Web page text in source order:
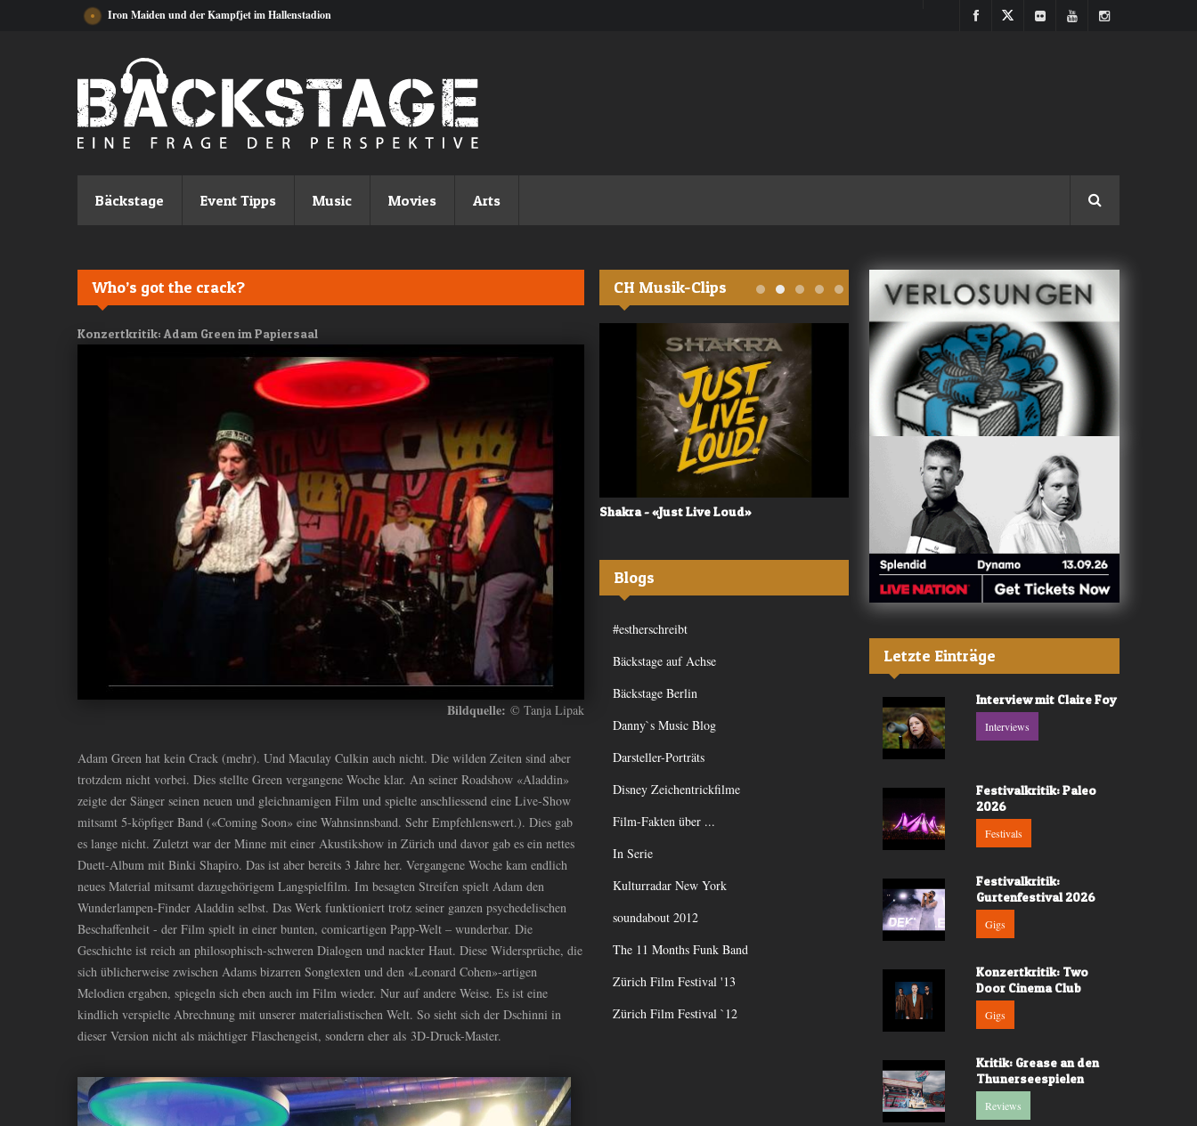
Direkt zum Inhalt Iron Maiden und der Kampfjet im Hallenstadion
Bäckstage Event Tipps Music Movies Arts
Who’s got the crack?
Konzertkritik: Adam Green im Papiersaal
Bildquelle: © Tanja Lipak
Adam Green hat kein Crack (mehr). Und Maculay Culkin auch nicht. Die wilden Zeiten sind aber
trotzdem nicht vorbei. Dies stellte Green vergangene Woche klar. An seiner Roadshow «Aladdin»
zeigte der Sänger seinen neuen und gleichnamigen Film und spielte anschliessend eine Live-Show
mitsamt 5-köpfiger Band («Coming Soon» eine Wahnsinnsband. Sehr Empfehlenswert.). Dies gab
es lange nicht. Zuletzt war der Minne mit einer Akustikshow in Zürich und davor gab es ein nettes
Duett-Album mit Binki Shapiro. Das ist aber bereits 3 Jahre her. Vergangene Woche kam endlich
neues Material mitsamt dazugehörigem Langspielfilm. Im besagten Streifen spielt Adam den
Wunderlampen-Finder Aladdin selbst. Das Werk funktioniert trotz seiner ganzen psychedelischen
Beschaffenheit - der Film spielt in einer bunten, comicartigen Papp-Welt – wunderbar. Die
Geschichte ist reich an philosophisch-schweren Dialogen und nackter Haut. Diese Widersprüche, die
sich üblicherweise zwischen Adams bizarren Songtexten und den «Leonard Cohen»-artigen
Melodien ergaben, spiegeln sich eben auch im Film wieder. Nur auf andere Weise. Es ist eine
kindlich verspielte Abrechnung mit unserer materialistischen Welt. So sieht sich der Dschinni in
dieser Version nicht als mächtiger Flaschengeist, sondern eher als 3D-Druck-Master.
CH Musik-Clips
ANDIYAH - «Frequency» Shakra - «Just Live Loud» Valerù - «IL MARE»
Blogs
#estherschreibt
Bäckstage auf Achse
Bäckstage Berlin
Danny`s Music Blog
Darsteller-Porträts
Disney Zeichentrickfilme
Film-Fakten über ...
In Serie
Kulturradar New York
soundabout 2012
The 11 Months Funk Band
Zürich Film Festival '13
Zürich Film Festival `12
Letzte Einträge
Interview mit Claire Foy
Interviews
Festivalkritik: Paleo
2026
Festivals
Festivalkritik:
Gurtenfestival 2026
Gigs
Konzertkritik: Two
Door Cinema Club
Gigs
Kritik: Grease an den
Thunerseespielen
Reviews